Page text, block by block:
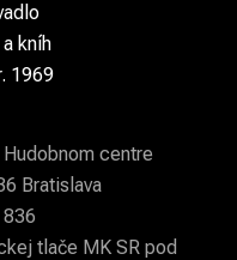
kníh
1969
centre
Bratislava
836
tlače MK SR pod